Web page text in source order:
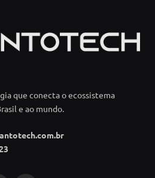
que conecta o ecossistema
e ao mundo.